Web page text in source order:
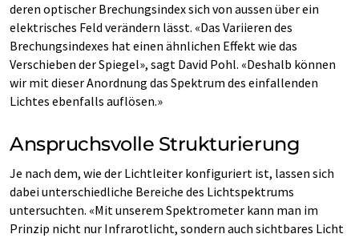
deren optischer Brechungsindex sich von aussen über ein
elektrisches Feld verändern lässt. «Das Variieren des
Brechungsindexes hat einen ähnlichen Effekt wie das
Verschieben der Spiegel», sagt David Pohl. «Deshalb können
wir mit dieser Anordnung das Spektrum des einfallenden
Lichtes ebenfalls auflösen.»
Anspruchsvolle Strukturierung
Je nach dem, wie der Lichtleiter konfiguriert ist, lassen sich
dabei unterschiedliche Bereiche des Lichtspektrums
untersuchten. «Mit unserem Spektrometer kann man im
Prinzip nicht nur Infrarotlicht, sondern auch sichtbares Licht